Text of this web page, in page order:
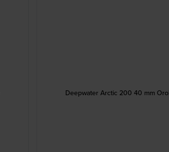
Deepwater Arctic 200 40 mm